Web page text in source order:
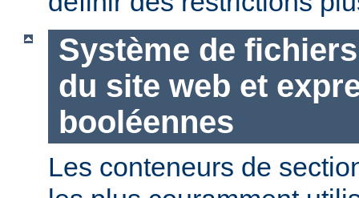
Système de
du site web et
booléennes
Les conteneurs de